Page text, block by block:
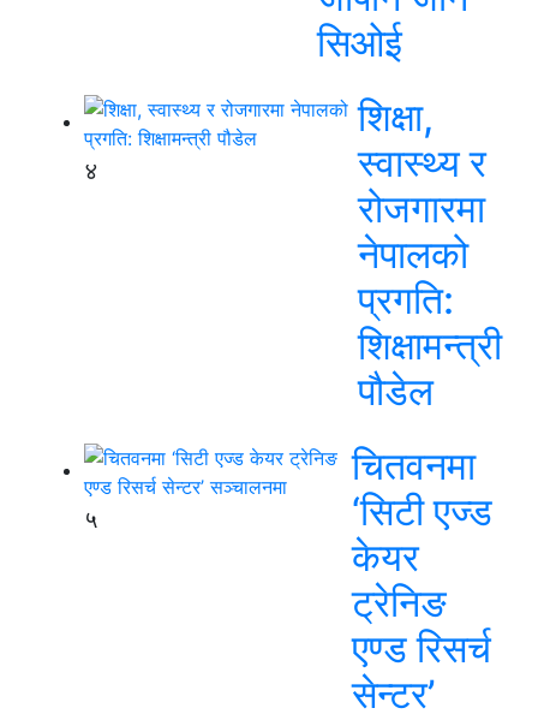
सिओई
४
शिक्षा,
स्वास्थ्य र
रोजगारमा
नेपालको
प्रगति:
शिक्षामन्त्री
पौडेल
५
चितवनमा
‘सिटी एज्ड
केयर
ट्रेनिङ
एण्ड रिसर्च
सेन्टर’